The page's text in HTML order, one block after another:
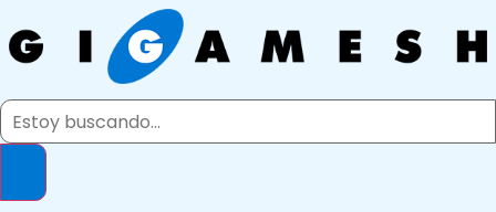
al
contenido
Search